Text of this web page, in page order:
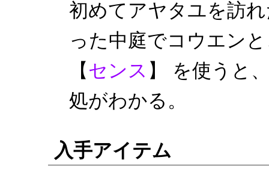
初めてアヤタユを訪
った中庭でコウエン
【センス 】 を使うと
処がわかる。
入手アイテム